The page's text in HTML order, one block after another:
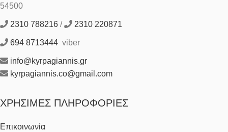
54500
2310 788216 / 2310 220871
694 8713444 viber
info@kyrpagiannis.gr
kyrpagiannis.co@gmail.com
ΧΡΉΣΙΜΕΣ ΠΛΗΡΟΦΟΡΊΕΣ
Επικοινωνία